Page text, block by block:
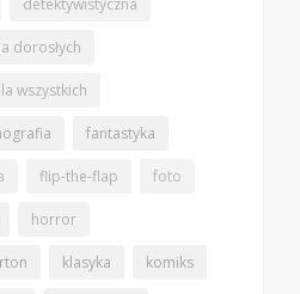
detektywistyczna
dorosłych
wszystkich
fantastyka
flip-the-flap foto
horror
klasyka komiks